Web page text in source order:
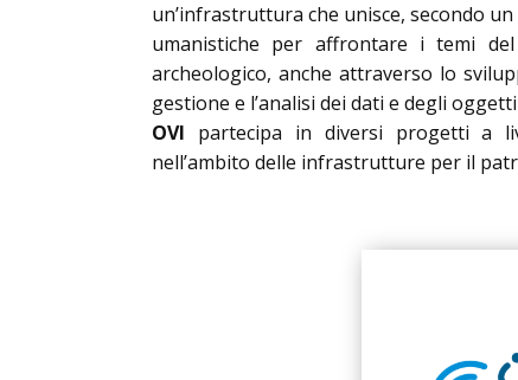
un’infrastruttura che unisce, secondo
umanistiche per affrontare i temi
archeologico, anche attraverso lo
gestione e l’analisi dei dati e degli
OVI partecipa in diversi progetti a
nell’ambito delle infrastrutture per il